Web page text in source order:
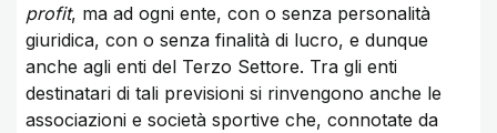
profit, ma ad ogni ente, con o senza personalità
giuridica, con o senza finalità di lucro, e dunque
anche agli enti del Terzo Settore. Tra gli enti
destinatari di tali previsioni si rinvengono anche le
associazioni e società sportive che, connotate da